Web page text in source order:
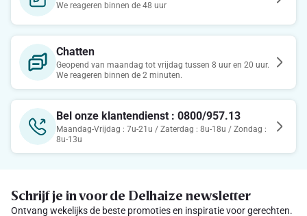
We reageren binnen de 48 uur
Chatten
Geopend van maandag tot vrijdag tussen 8 uur en 20 uur.
We reageren binnen de 2 minuten.
Bel onze klantendienst : 0800/957.13
Maandag-Vrijdag : 7u-21u / Zaterdag : 8u-18u / Zondag :
8u-13u
Schrijf je in voor de Delhaize newsletter
Ontvang wekelijks de beste promoties en inspiratie voor gerechten.